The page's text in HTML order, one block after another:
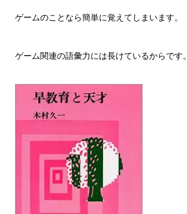
ゲームのことなら簡単に覚えてしまいます。
ゲーム関連の語彙力には長けているからです。